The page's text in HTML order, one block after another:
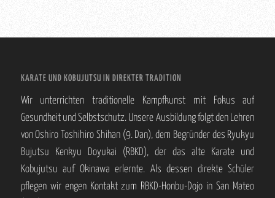
KARATE UND KOBUJUTSU IN DIREKTER TRADITION
Wir unterrichten traditionelle Kampfkunst mit Fokus auf
Gesundheit und Selbstschutz. Unsere Ausbildung folgt den Lehren
von Oshiro Toshihiro Shihan (9. Dan), dem Begründer des Ryukyu
Bujutsu Kenkyu Doyukai (RBKD), der das alte Karate und
Kobujutsu auf Okinawa erlernte. Als dessen direkte Schüler
pflegen wir engen Kontakt zum RBKD-Honbu-Dojo in San Mateo